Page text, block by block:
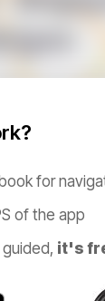
for
of the app
it's